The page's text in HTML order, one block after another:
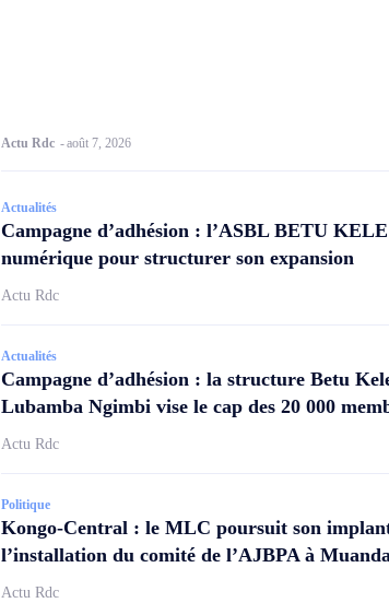
Actu Rdc -août 7, 2026
Actualités
Campagne d’adhésion : l’ASBL BETU
numérique pour structurer son expansion
Actu Rdc
Actualités
Campagne d’adhésion : la structure Betu
Lubamba Ngimbi vise le cap des 20 000
Actu Rdc
Politique
Kongo-Central : le MLC poursuit son
l’installation du comité de l’AJBPA à
Actu Rdc